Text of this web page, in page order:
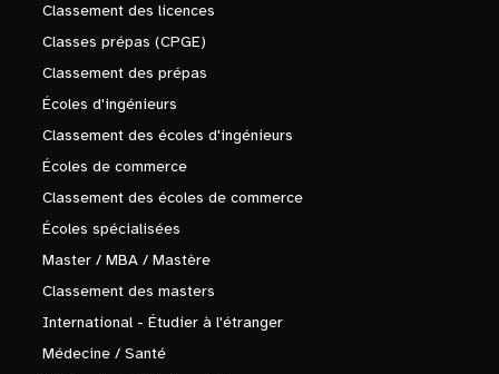
Classement des licences
Classes prépas (CPGE)
Classement des prépas
Écoles d'ingénieurs
Classement des écoles d'ingénieurs
Écoles de commerce
Classement des écoles de commerce
Écoles spécialisées
Master / MBA / Mastère
Classement des masters
International - Étudier à l'étranger
Médecine / Santé